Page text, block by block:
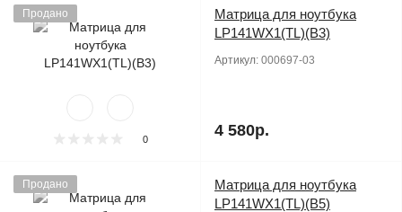
Продано
0
Матрица для ноутбука
LP141WX1(TL)(B3)
Артикул: 000697-03
4 580р.
Продано
Матрица для ноутбука
LP141WX1(TL)(B5)